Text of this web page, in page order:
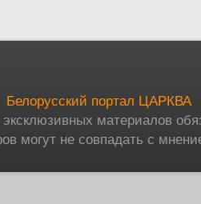
Белорусский портал ЦАРКВА
материалов
могут не совпадать с